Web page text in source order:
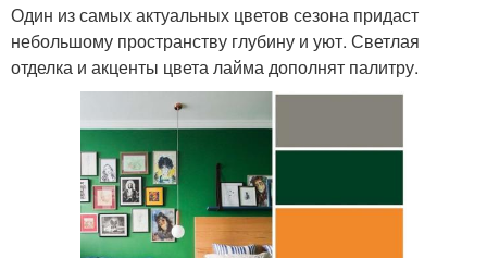
Один из самых актуальных цветов сезона придаст
небольшому пространству глубину и уют. Светлая
отделка и акценты цвета лайма дополнят палитру.